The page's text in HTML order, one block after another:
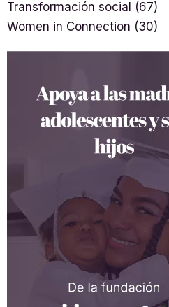
Transformación social (67)
Women in Connection (30)